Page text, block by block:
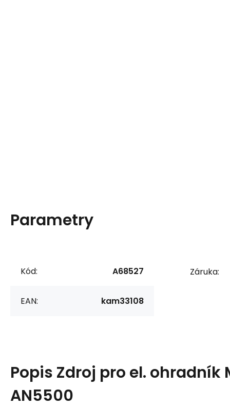
Parametry
Kód: A68527
EAN: kam33108
Záruka:
Popis Zdroj pro el. ohradník
AN5500